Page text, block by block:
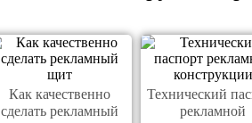
Как качественно
сделать рекламный
Технический
рекламной